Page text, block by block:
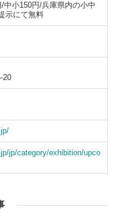
中小150円/兵庫県内の小中
示にて無料
20
jp/category/exhibition/upco